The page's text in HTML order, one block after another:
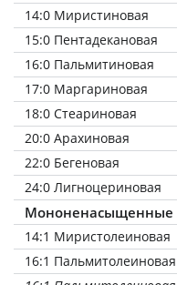
14:0 Миристиновая
15:0 Пентадекановая
16:0 Пальмитиновая
17:0 Маргариновая
18:0 Стеариновая
20:0 Арахиновая
22:0 Бегеновая
24:0 Лигноцериновая
Мононенасыщенные
14:1 Миристолеиновая
16:1